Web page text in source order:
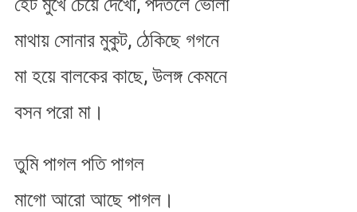
মাথায় সোনার মুকুট, ঠেকিছে গগনে
মা হয়ে বালকের কাছে, উলঙ্গ কেমনে
বসন পরো মা।
তুমি পাগল পতি পাগল​
মাগো আরো আছে পাগল।